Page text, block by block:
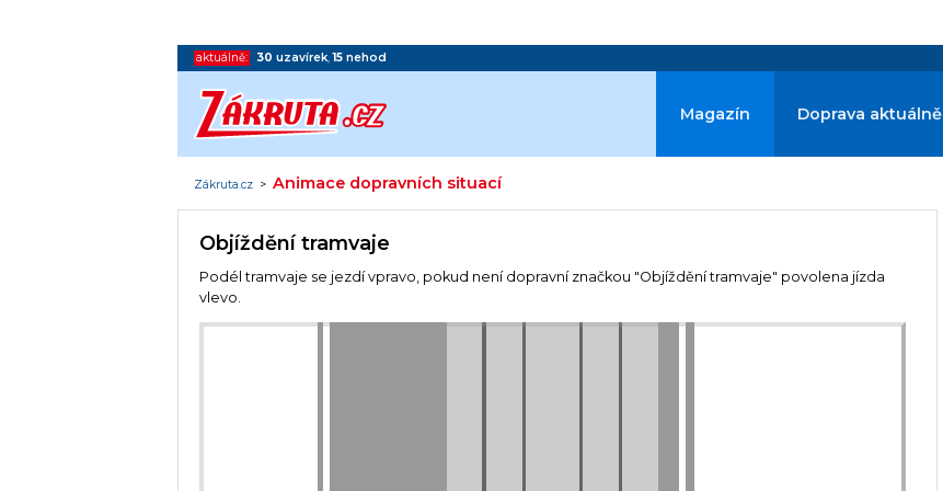
aktuálně: 30 uzavírek,15 nehod
Magazín Doprava aktuálně
Zákruta.cz >Animace dopravních situací
Objíždění tramvaje
Podél tramvaje se jezdí vpravo, pokud není dopravní značkou "Objíždění tramvaje" povolena jízda
vlevo.